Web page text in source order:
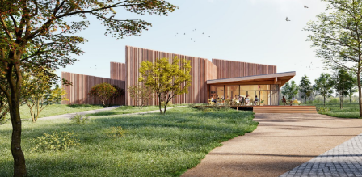
tertiaire
habitat
enseignement
sport
équipement
tourisme
industriel
approche
équipe
distinctions
publications
contact